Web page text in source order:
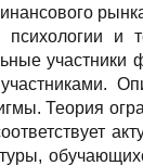
и
участники
Теория